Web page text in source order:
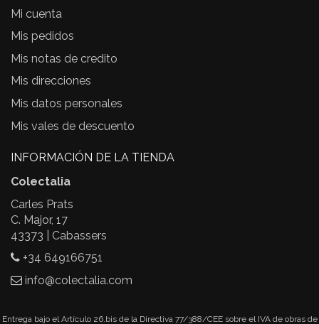
Mi cuenta
Mis pedidos
Mis notas de credito
Mis direcciones
Mis datos personales
Mis vales de descuento
INFORMACIÓN DE LA TIENDA
Colectalia
Carles Prats
C. Major, 17
43373 | Cabassers
+34 649166751
info@colectalia.com
Entrega bajo el Artículo 26.bis de la Directiva 77/388/CEE sobre el IVA de obras de